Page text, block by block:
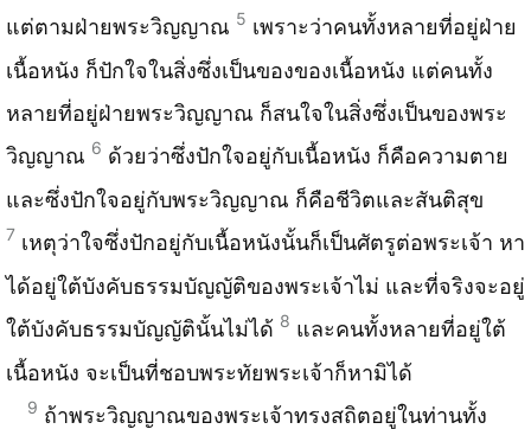
แต่ตามฝ่ายพระวิญญาณ 5 เพราะว่าคนทั้งหลายที่อยู่ฝ่าย
เนื้อหนัง ก็ปักใจในสิ่งซึ่งเป็นของของเนื้อหนัง แต่คนทั้ง
หลายที่อยู่ฝ่ายพระวิญญาณ ก็สนใจในสิ่งซึ่งเป็นของพระ
วิญญาณ 6 ด้วยว่าซึ่งปักใจอยู่กับเนื้อหนัง ก็คือความตาย
และซึ่งปักใจอยู่กับพระวิญญาณ ก็คือชีวิตและสันติสุข
7 เหตุว่าใจซึ่งปักอยู่กับเนื้อหนังนั้นก็เป็นศัตรูต่อพระเจ้า หา
ได้อยู่ใต้บังคับธรรมบัญญัติของพระเจ้าไม่ และที่จริงจะอยู่
ใต้บังคับธรรมบัญญัตินั้นไม่ได้ 8 และคนทั้งหลายที่อยู่ใต้
เนื้อหนัง จะเป็นที่ชอบพระทัยพระเจ้าก็หามิได้
9 ถ้าพระวิญญาณของพระเจ้าทรงสถิตอยู่ในท่านทั้ง